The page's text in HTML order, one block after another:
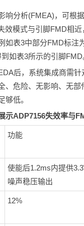
响分析(FMEA)，可根
效模式与引脚FMD相
如表3中部分FMD标
如表3所示的引脚FMD
后，系统集成商需
、危险、无影响、无
够低。
示ADP7156失效率与
功能
使能后1.2ms内提供
噪声稳压输出
12%